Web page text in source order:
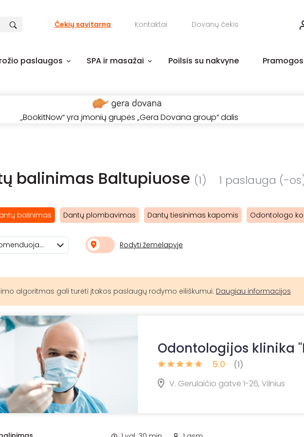
Čekių savitarna Kontaktai Dovanų čekis
paslaugos SPA ir masažai Poilsis su nakvyne Pramogos
„BookitNow“ yra įmonių grupės „Gera Dovana group“ dalis
balinimas Baltupiuose (1) 1 paslauga (-
balinimas Dantų plombavimas Dantų tiesinimas kapomis Odontologo
Rekomenduojami Rodyti žemėlapyje
algoritmas gali turėti įtakos paslaugų rodymo eiliškumui. Daugiau informacijos
Odontologijos klinika
5.0
(1)
V. Gerulaičio gatvė 1-26, Vilnius